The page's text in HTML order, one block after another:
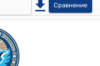
Сравнение